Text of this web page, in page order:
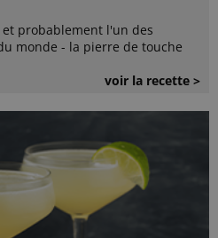
probablement l'un des
monde - la pierre de touche
voir la recette >